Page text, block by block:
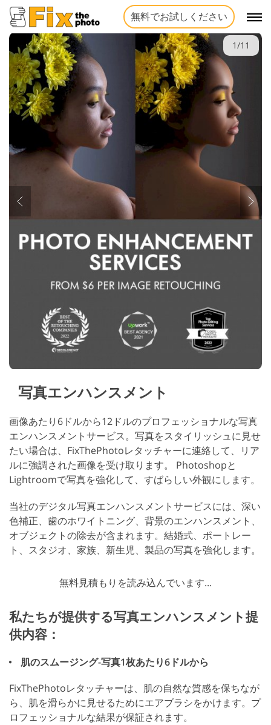
無料でお試しください
1/11
写真エンハンスメント
画像あたり6ドルから12ドルのプロフェッショナルな写真
エンハンスメントサービス。写真をスタイリッシュに見せ
たい場合は、FixThePhotoレタッチャーに連絡して、リア
ルに強調された画像を受け取ります。 Photoshopと
Lightroomで写真を強化して、すばらしい外観にします。
当社のデジタル写真エンハンスメントサービスには、深い
色補正、歯のホワイトニング、背景のエンハンスメント、
オブジェクトの除去が含まれます。結婚式、ポートレー
ト、スタジオ、家族、新生児、製品の写真を強化します。
無料見積もりを読み込んでいます...
私たちが提供する写真エンハンスメント提
供内容：
肌のスムージング-写真1枚あたり6ドルから
FixThePhotoレタッチャーは、肌の自然な質感を保ちなが
ら、肌を滑らかに見せるためにエアブラシをかけます。プ
ロフェッショナルな結果が保証されます。